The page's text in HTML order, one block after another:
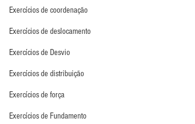
Exercícios de coordenação
Exercícios de deslocamento
Exercícios de Desvio
Exercícios de distribuição
Exercícios de força
Exercícios de Fundamento